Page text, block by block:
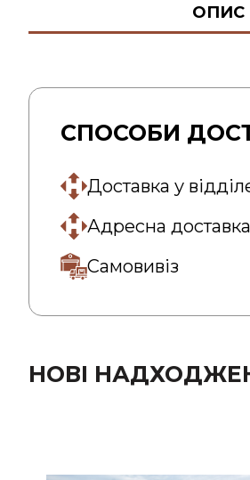
ОПИС
СПОСОБИ
Доставка у
Адресна
Самовивіз
НОВІ